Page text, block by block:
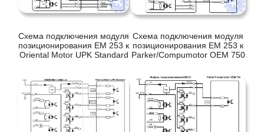
Схема подключения модуля
позиционирования EM 253 к
Oriental Motor UPK Standard
Схема подключения модуля
позиционирования EM 253 к
Parker/Compumotor OEM 750